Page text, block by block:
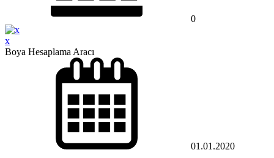
0
x
Boya Hesaplama Aracı
01.01.2020